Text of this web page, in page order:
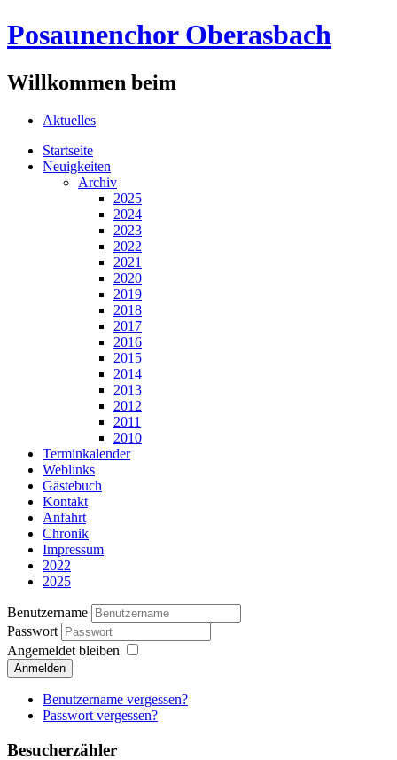
Posaunenchor Oberasbach
Willkommen beim
Aktuelles
Startseite
Neuigkeiten
Archiv
2025
2024
2023
2022
2021
2020
2019
2018
2017
2016
2015
2014
2013
2012
2011
2010
Terminkalender
Weblinks
Gästebuch
Kontakt
Anfahrt
Chronik
Impressum
2022
2025
Benutzername
Passwort
Angemeldet bleiben
Anmelden
Benutzername vergessen?
Passwort vergessen?
Besucherzähler